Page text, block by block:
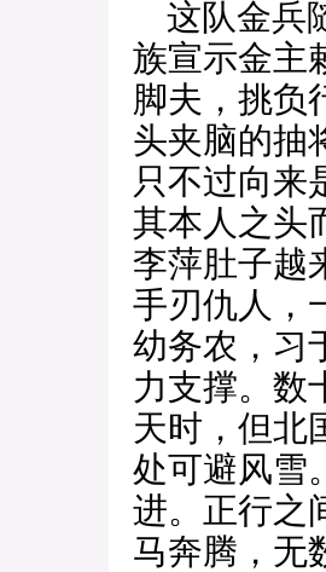
这队金兵
族宣示金主
脚夫，挑负
头夹脑的抽
只不过向来
其本人之头
李萍肚子越
手刃仇人，
幼务农，习
力支撑。数
天时，但北
处可避风雪
进。正行之
马奔腾，无